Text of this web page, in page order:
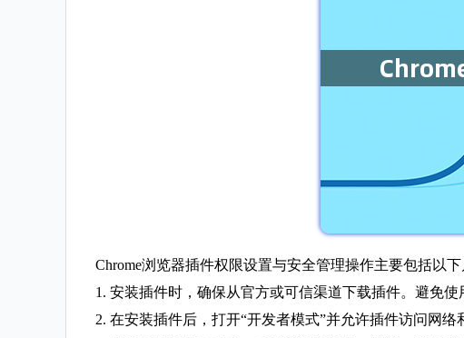
Chrome浏览器插件权限设置与安全管理操作主要包括以下
1. 安装插件时，确保从官方或可信渠道下载插件。避免
2. 在安装插件后，打开“开发者模式”并允许插件访问网